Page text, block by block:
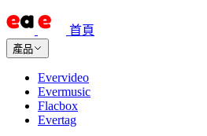
首頁
產品
Evervideo
Evermusic
Flacbox
Evertag